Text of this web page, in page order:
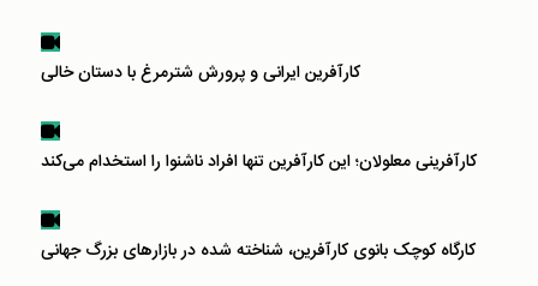
کارآفرین ایرانی و پرورش شترمرغ با دستان خالی
کارآفرینی معلولان؛ این کارآفرین تنها افراد ناشنوا را استخدام می‌کند
کارگاه کوچک بانوی کارآفرین، شناخته شده در بازارهای بزرگ جهانی